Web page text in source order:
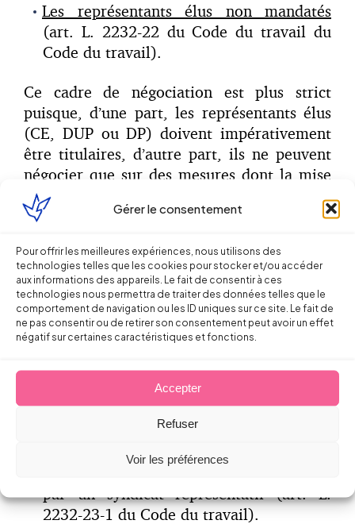
Gérer le consentement
Pour offrir les meilleures expériences, nous utilisons des
technologies telles que les cookies pour stocker et/ou accéder
aux informations des appareils. Le fait de consentir à ces
technologies nous permettra de traiter des données telles que le
comportement de navigation ou les ID uniques sur ce site. Le fait de
ne pas consentir ou de retirer son consentement peut avoir un effet
négatif sur certaines caractéristiques et fonctions.
Accepter
Refuser
Voir les préférences
Les représentants élus non mandatés
(art. L. 2232-22 du Code du travail du
Code du travail).
Ce cadre de négociation est plus strict
puisque, d’une part, les représentants élus
(CE, DUP ou DP) doivent impérativement
être titulaires, d’autre part, ils ne peuvent
négocier que sur des mesures dont la mise
en œuvre est subordonnée par la loi à un
accord collectif (ex : durée et aménagement
Quelle est la procédure de négociation à
suivre ?
L’employeur doit faire connaître aux élus
moyen permettant de lui conférer une
Les élus souhaitant négocier doivent se
manifester dans le délai d’un mois, et le
cas échéant, indiquer s’ils sont mandatés
par un syndicat représentatif (art. L.
2232-23-1 du Code du travail).